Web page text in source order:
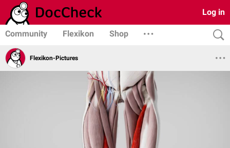
Log in
Community Flexikon Shop
Flexikon-Pictures